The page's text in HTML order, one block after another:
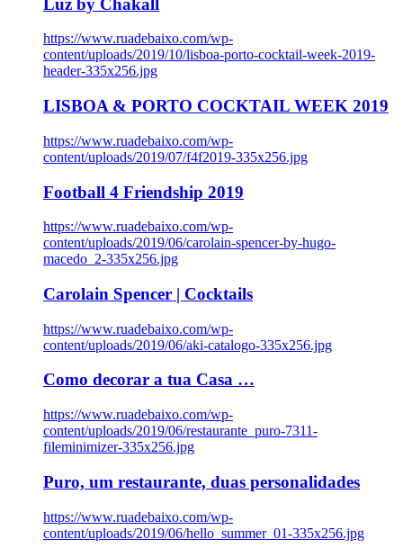
Luz by Chakall
https://www.ruadebaixo.com/wp-
content/uploads/2019/10/lisboa-porto-cocktail-week-2019-
header-335x256.jpg
LISBOA & PORTO COCKTAIL WEEK 2019
https://www.ruadebaixo.com/wp-
content/uploads/2019/07/f4f2019-335x256.jpg
Football 4 Friendship 2019
https://www.ruadebaixo.com/wp-
content/uploads/2019/06/carolain-spencer-by-hugo-
macedo_2-335x256.jpg
Carolain Spencer | Cocktails
https://www.ruadebaixo.com/wp-
content/uploads/2019/06/aki-catalogo-335x256.jpg
Como decorar a tua Casa …
https://www.ruadebaixo.com/wp-
content/uploads/2019/06/restaurante_puro-7311-
fileminimizer-335x256.jpg
Puro, um restaurante, duas personalidades
https://www.ruadebaixo.com/wp-
content/uploads/2019/06/hello_summer_01-335x256.jpg